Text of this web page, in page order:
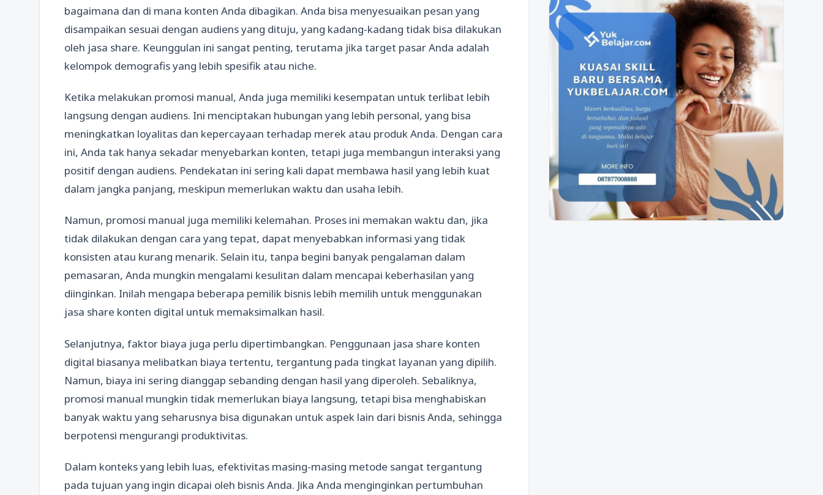
bagaimana dan di mana konten Anda dibagikan. Anda bisa menyesuaikan pesan yang
disampaikan sesuai dengan audiens yang dituju, yang kadang-kadang tidak bisa dilakukan
oleh jasa share. Keunggulan ini sangat penting, terutama jika target pasar Anda adalah
kelompok demografis yang lebih spesifik atau niche.
Ketika melakukan promosi manual, Anda juga memiliki kesempatan untuk terlibat lebih
langsung dengan audiens. Ini menciptakan hubungan yang lebih personal, yang bisa
meningkatkan loyalitas dan kepercayaan terhadap merek atau produk Anda. Dengan cara
ini, Anda tak hanya sekadar menyebarkan konten, tetapi juga membangun interaksi yang
positif dengan audiens. Pendekatan ini sering kali dapat membawa hasil yang lebih kuat
dalam jangka panjang, meskipun memerlukan waktu dan usaha lebih.
Namun, promosi manual juga memiliki kelemahan. Proses ini memakan waktu dan, jika
tidak dilakukan dengan cara yang tepat, dapat menyebabkan informasi yang tidak
konsisten atau kurang menarik. Selain itu, tanpa begini banyak pengalaman dalam
pemasaran, Anda mungkin mengalami kesulitan dalam mencapai keberhasilan yang
diinginkan. Inilah mengapa beberapa pemilik bisnis lebih memilih untuk menggunakan
jasa share konten digital untuk memaksimalkan hasil.
Selanjutnya, faktor biaya juga perlu dipertimbangkan. Penggunaan jasa share konten
digital biasanya melibatkan biaya tertentu, tergantung pada tingkat layanan yang dipilih.
Namun, biaya ini sering dianggap sebanding dengan hasil yang diperoleh. Sebaliknya,
promosi manual mungkin tidak memerlukan biaya langsung, tetapi bisa menghabiskan
banyak waktu yang seharusnya bisa digunakan untuk aspek lain dari bisnis Anda, sehingga
berpotensi mengurangi produktivitas.
Dalam konteks yang lebih luas, efektivitas masing-masing metode sangat tergantung
pada tujuan yang ingin dicapai oleh bisnis Anda. Jika Anda menginginkan pertumbuhan